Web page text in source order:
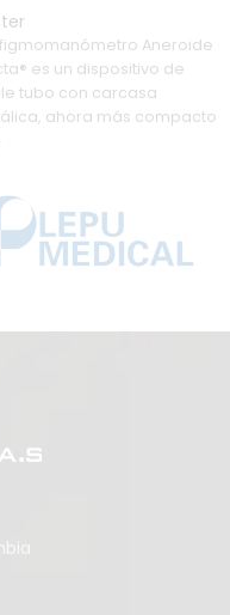
Aneroide
es un dispositivo de
tubo con carcasa
ahora más compacto
diseñado para
de la presión arterial.
con un sistema de
rápido, pinza metálica
y una escala de gran
de error máximo de ±3
práctico estuche de vinilo.